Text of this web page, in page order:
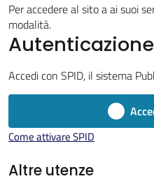
Vivere
Imola
Menu selezionato
V
Per accedere al sito a ai suoi
modalità.
Autenticazione
Accedi con SPID, il sistema
Come attivare SPID
Altre utenze